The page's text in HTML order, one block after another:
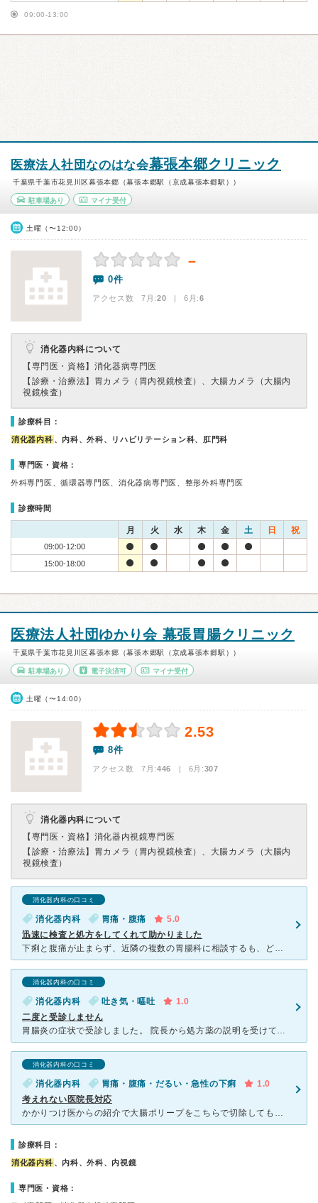
09:00-13:00
医療法人社団なのはな会幕張本郷クリニック
千葉県千葉市花見川区幕張本郷（幕張本郷駅（京成幕張本郷駅））
駐車場あり マイナ受付
土曜（〜12:00）
－
0件
アクセス数 7月:20 | 6月:6
消化器内科について
【専門医・資格】 消化器病専門医
【診療・治療法】 胃カメラ（胃内視鏡検査）、大腸カメラ（大腸内
視鏡検査）
診療科目：
消化器内科 、内科、外科、リハビリテーション科、肛門科
専門医・資格：
外科専門医、循環器専門医、消化器病専門医、整形外科専門医
診療時間
月 火 水 木 金 土 日 祝
09:00-12:00
15:00-18:00
医療法人社団ゆかり会 幕張胃腸クリニック
千葉県千葉市花見川区幕張本郷（幕張本郷駅（京成幕張本郷駅））
駐車場あり 電子決済可 マイナ受付
土曜（〜14:00）
2.53
8件
アクセス数 7月:446 | 6月:307
消化器内科について
【専門医・資格】 消化器内視鏡専門医
【診療・治療法】 胃カメラ（胃内視鏡検査）、大腸カメラ（大腸内
視鏡検査）
消化器内科の口コミ
消化器内科 胃痛・腹痛
5.0
迅速に検査と処方をしてくれて助かりました
下痢と腹痛が止まらず、近隣の複数の胃腸科に相談するも、どこも大腸内視鏡検査は予約いっぱいですぐには検査できないとの回答。 地図アプリなどで口コミが良くないこちらのクリニックに最後に相談したところ、す
消化器内科の口コミ
消化器内科 吐き気・嘔吐
1.0
二度と受診しません
胃腸炎の症状で受診しました。 院長から処方薬の説明を受けている途中で、気になる点について質問したところ、「ちょっとさぁ、最後まで話を聞いてからにしてよ」と強い口調で言われ、その後は明らかに不機嫌
消化器内科の口コミ
消化器内科 胃痛・腹痛・だるい・急性の下痢
1.0
考えれない医院長対応
かかりつけ医からの紹介で大腸ポリープをこちらで切除してもらい、細胞検査の結果を聞くためゴールデンウィーク明けの5月8日金曜日に再診。連休中の飲食が原因か下痢が続き、市販薬で下痢はおさまったが倦怠感・腹
診療科目：
消化器内科 、内科、外科、内視鏡
専門医・資格：